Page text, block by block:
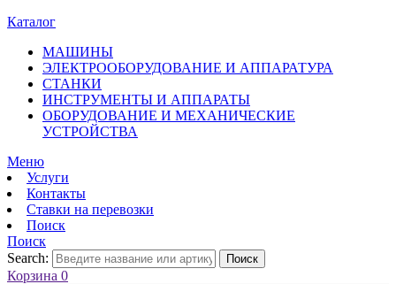
Каталог
МАШИНЫ
ЭЛЕКТРООБОРУДОВАНИЕ И АППАРАТУРА
СТАНКИ
ИНСТРУМЕНТЫ И АППАРАТЫ
ОБОРУДОВАНИЕ И МЕХАНИЧЕСКИЕ
УСТРОЙСТВА
Меню
Услуги
Контакты
Ставки на перевозки
Поиск
Поиск
Search:
Поиск
Корзина 0